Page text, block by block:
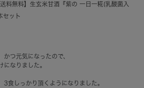
送料無料】生玄米甘酒『紫の 一日一糀(乳酸菌入
セット
かつ元気になったので、
になりました。
3食しっかり頂くようになりました。